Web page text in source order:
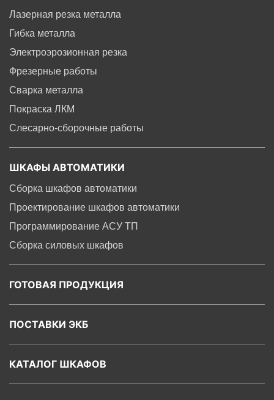
Лазерная резка металла
Гибка металла
Электроэрозионная резка
Фрезерные работы
Сварка металла
Покраска ЛКМ
Слесарно-сборочные работы
ШКАФЫ АВТОМАТИКИ
Сборка шкафов автоматики
Проектирование шкафов автоматики
Программирование ACУ ТП
Сборка силовых шкафов
ГОТОВАЯ ПРОДУКЦИЯ
ПОСТАВКИ ЭКБ
КАТАЛОГ ШКАФОВ